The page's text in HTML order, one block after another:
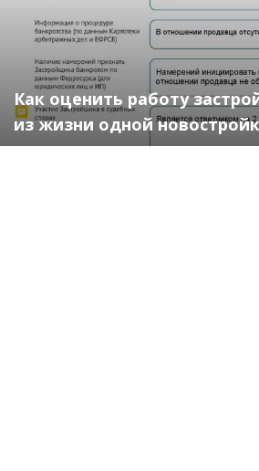
Как оценить работу
из жизни одной